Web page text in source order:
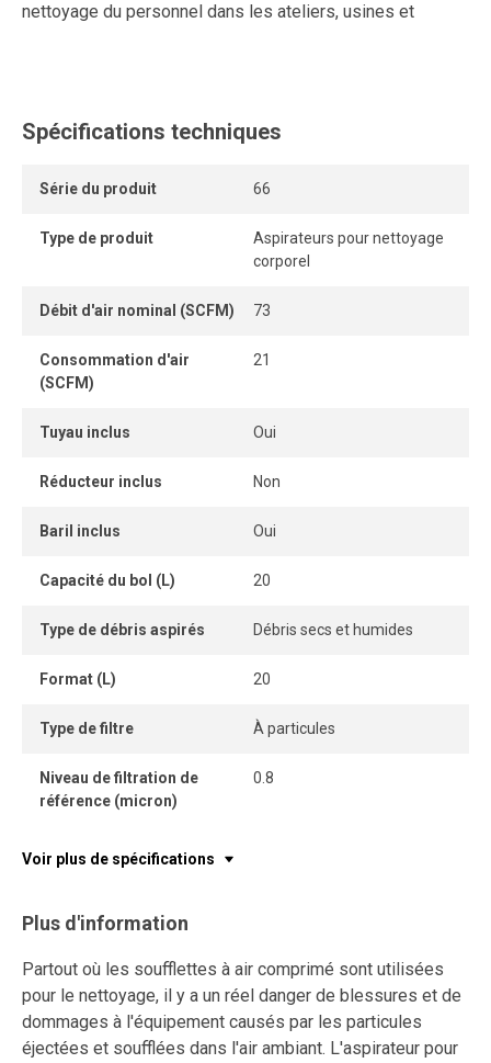
nettoyage du personnel dans les ateliers, usines et
cordon d’alimentation. Cela élimine les risques
sans danger même dans les zones à risque.
Sa conception murale verticale permet une installation
compacte qui économise l’espace au sol, tandis que son
de l’appareil. Robuste, durable et silencieux, il constitue un
industriel.
Spécifications techniques
Série du produit 66
Type de produit
Aspirateurs pour nettoyage
corporel
Débit d'air nominal (SCFM) 73
Consommation d'air
(SCFM)
21
Tuyau inclus Oui
Réducteur inclus Non
Baril inclus Oui
Capacité du bol (L) 20
Type de débris aspirés Débris secs et humides
Format (L) 20
Type de filtre À particules
Niveau de filtration de
référence (micron)
0.8
Voir plus de spécifications
Plus d'information
Partout où les soufflettes à air comprimé sont utilisées
pour le nettoyage, il y a un réel danger de blessures et de
dommages à l'équipement causés par les particules
éjectées et soufflées dans l'air ambiant. L'aspirateur pour